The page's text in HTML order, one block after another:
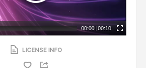
00:00 | 00:10
LICENSE INFO